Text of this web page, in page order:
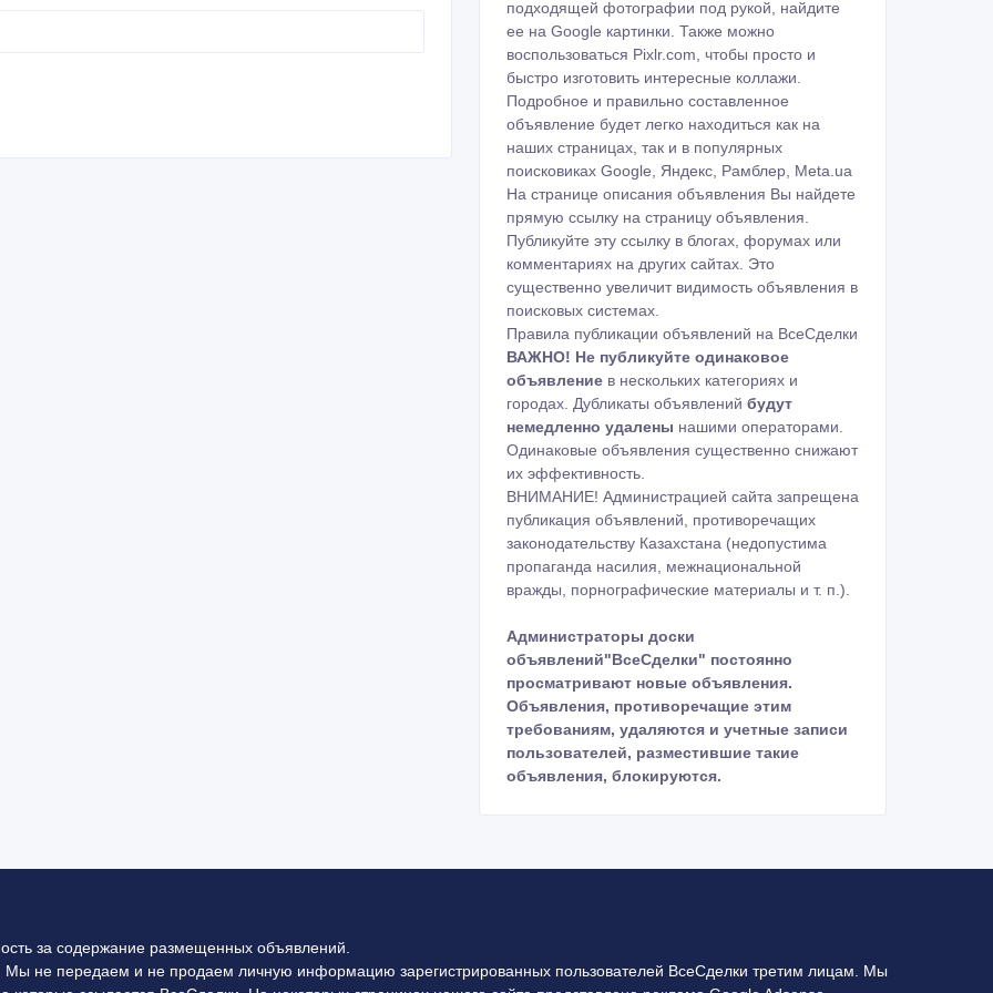
подходящей фотографии под рукой, найдите
ее на Google картинки. Также можно
воспользоваться Pixlr.com, чтобы просто и
быстро изготовить интересные коллажи.
Подробное и правильно составленное
объявление будет легко находиться как на
наших страницах, так и в популярных
поисковиках Google, Яндекс, Рамблер, Meta.ua
На странице описания объявления Вы найдете
прямую ссылку на страницу объявления.
Публикуйте эту ссылку в блогах, форумах или
комментариях на других сайтах. Это
существенно увеличит видимость объявления в
поисковых системах.
Правила публикации объявлений на ВсеСделки
ВАЖНО! Не публикуйте одинаковое
объявление в нескольких категориях и
городах. Дубликаты объявлений будут
немедленно удалены нашими операторами.
Одинаковые объявления существенно снижают
их эффективность.
ВНИМАНИЕ! Администрацией сайта запрещена
публикация объявлений, противоречащих
законодательству Казахстана (недопустима
пропаганда насилия, межнациональной
вражды, порнографические материалы и т. п.).
Администраторы доски
объявлений"ВсеСделки" постоянно
просматривают новые объявления.
Объявления, противоречащие этим
требованиям, удаляются и учетные записи
пользователей, разместившие такие
объявления, блокируются.
за содержание размещенных объявлений.
не передаем и не продаем личную информацию зарегистрированных пользователей ВсеСделки третим лицам. Мы